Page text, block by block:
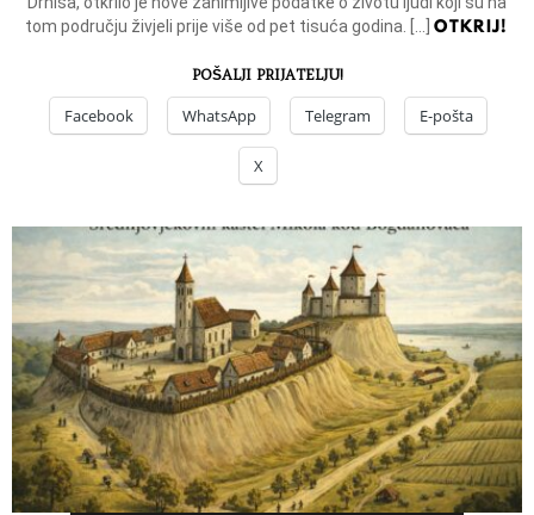
tom području živjeli prije više od pet tisuća godina. […]OTKRIJ!
POŠALJI PRIJATELJU!
Facebook WhatsApp Telegram E-pošta
X